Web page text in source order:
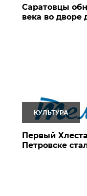
Саратовцы
века во дворе
КУЛЬТУРА
Первый
Петровске